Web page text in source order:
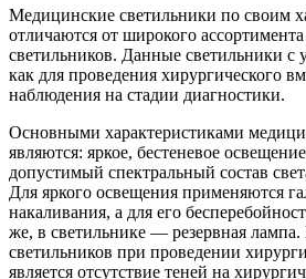
Медицинские светильники по своим
отличаются от широкого
светильников. Данные светильники с
как для проведения хирургического
наблюдения на стадии диагностики.
Основными характеристиками
являются: яркое, бестеневое
допустимый спектральный состав
Для яркого освещения применяются
накаливания, а для его
же, в светильнике — резервная
светильников при проведении
является отсутствие теней на